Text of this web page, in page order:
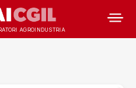
AGROINDUSTRIA